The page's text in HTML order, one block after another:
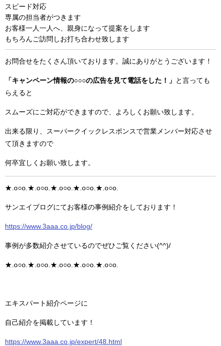
スピード対応
専属の担当者がつきます
お客様一人一人へ、親身になって提案をします
もちろんご訪問しお打ち合わせ致します
お問合せをたくさん頂いております。誠にありがとうございます！
「キャンペーン情報の○○○の広告を見て電話をした！」 と言っても
らえると
スムーズにご対応ができますので、よろしくお願い致します。
出来る限り、スーパークイックレスポンスで営業メンバー対応させ
て頂きますので
何卒宜しくお願い致します。
★.o○o.★.o○o.★.o○o.★.o○o.★.o○o.
サンエイブログにてお客様の事例紹介をしております！
https://www.3aaa.co.jp/blog/
事例が多数紹介させているのでぜひご覧ください(^^)/
★.o○o.★.o○o.★.o○o.★.o○o.★.o○o.
エキスパート紹介ページに
自己紹介を掲載しています！
https://www.3aaa.co.jp/expert/48.html